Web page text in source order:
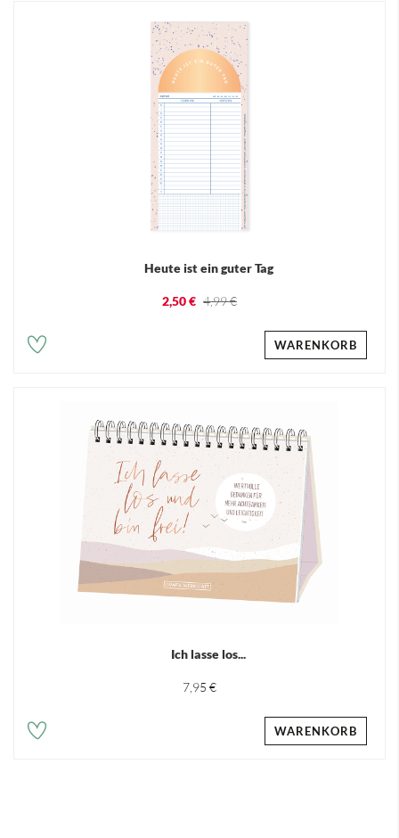
Heute ist ein guter Tag
2,50 € 4,99 €
WARENKORB
Ich lasse los...
7,95 €
WARENKORB